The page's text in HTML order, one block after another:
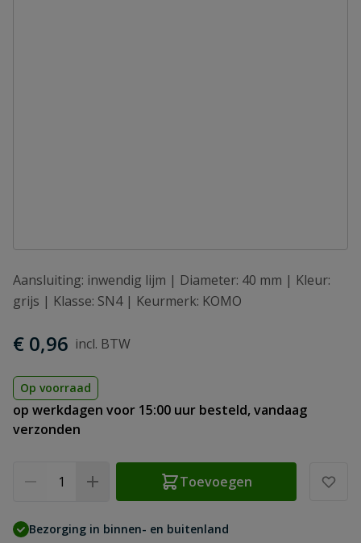
Aansluiting: inwendig lijm | Diameter: 40 mm | Kleur:
grijs | Klasse: SN4 | Keurmerk: KOMO
€ 0,96
Op voorraad
op werkdagen voor 15:00 uur besteld, vandaag
verzonden
Toevoegen
Bezorging in binnen- en buitenland